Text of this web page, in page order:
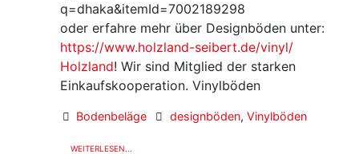
q=dhaka&itemId=7002189298
oder erfahre mehr über Designböden unter:
https://www.holzland-seibert.de/vinyl/
Holzland! Wir sind Mitglied der starken
Einkaufskooperation. Vinylböden
Bodenbeläge designböden, Vinylböden
WEITERLESEN...